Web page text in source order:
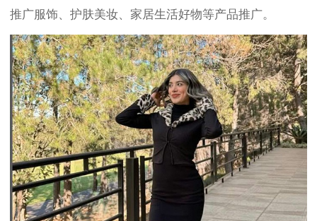
推广服饰、护肤美妆、家居生活好物等产品推广。